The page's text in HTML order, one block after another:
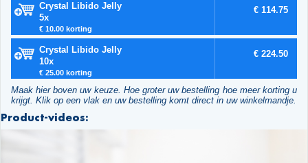
Crystal Libido Jelly
5x
€ 10.00 korting
€ 114.75
Crystal Libido Jelly
10x
€ 25.00 korting
€ 224.50
Maak hier boven uw keuze. Hoe groter uw bestelling hoe meer korting u
krijgt. Klik op een vlak en uw bestelling komt direct in uw winkelmandje.
Product-videos: